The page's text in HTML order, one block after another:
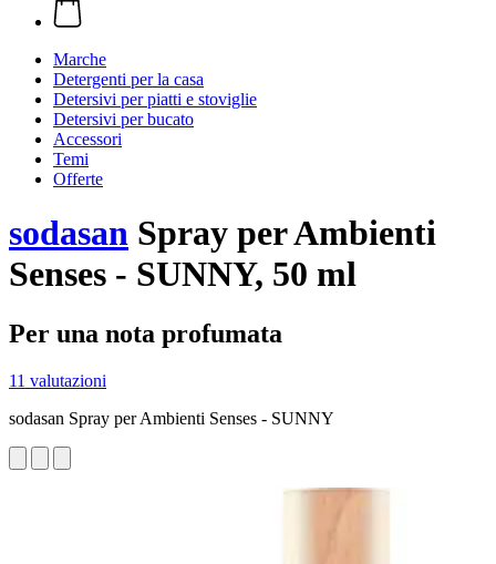
Marche
Detergenti per la casa
Detersivi per piatti e stoviglie
Detersivi per bucato
Accessori
Temi
Offerte
sodasan Spray per Ambienti
Senses - SUNNY, 50 ml
Per una nota profumata
11 valutazioni
sodasan Spray per Ambienti Senses - SUNNY